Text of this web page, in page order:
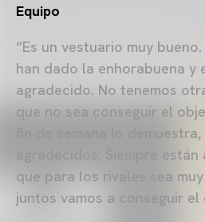
Equipo
“Es un vestuario muy
han dado la enhorabuena y
agradecido. No tenemos
que no sea conseguir el
fin de semana lo
agradecidos. Siempre
que para los rivales sea
juntos vamos a conseguir el